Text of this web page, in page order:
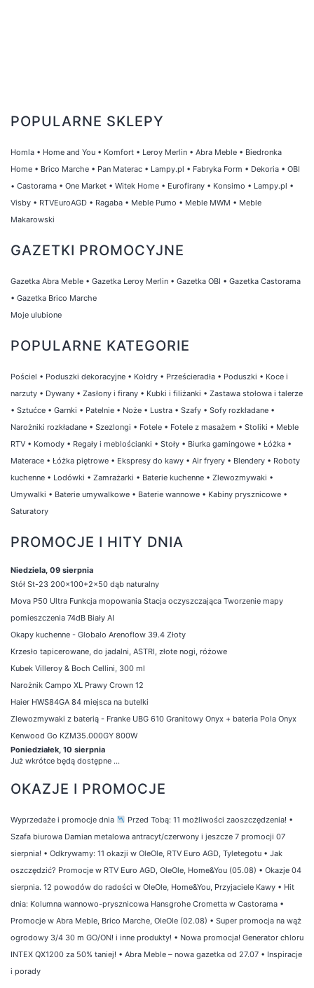
POPULARNE SKLEPY
Homla • Home and You • Komfort • Leroy Merlin • Abra Meble • Biedronka
Home • Brico Marche • Pan Materac • Lampy.pl • Fabryka Form • Dekoria • OBI
• Castorama • One Market • Witek Home • Eurofirany • Konsimo • Lampy.pl •
Visby • RTVEuroAGD • Ragaba • Meble Pumo • Meble MWM • Meble
Makarowski
GAZETKI PROMOCYJNE
Gazetka Abra Meble • Gazetka Leroy Merlin • Gazetka OBI • Gazetka Castorama
• Gazetka Brico Marche
Moje ulubione
POPULARNE KATEGORIE
Pościel • Poduszki dekoracyjne • Kołdry • Prześcieradła • Poduszki • Koce i
narzuty • Dywany • Zasłony i firany • Kubki i filiżanki • Zastawa stołowa i talerze
• Sztućce • Garnki • Patelnie • Noże • Lustra • Szafy • Sofy rozkładane •
Narożniki rozkładane • Szezlongi • Fotele • Fotele z masażem • Stoliki • Meble
RTV • Komody • Regały i meblościanki • Stoły • Biurka gamingowe • Łóżka •
Materace • Łóżka piętrowe • Ekspresy do kawy • Air fryery • Blendery • Roboty
kuchenne • Lodówki • Zamrażarki • Baterie kuchenne • Zlewozmywaki •
Umywalki • Baterie umywalkowe • Baterie wannowe • Kabiny prysznicowe •
Saturatory
PROMOCJE I HITY DNIA
Niedziela, 09 sierpnia
Stół St-23 200x100+2x50 dąb naturalny
Mova P50 Ultra Funkcja mopowania Stacja oczyszczająca Tworzenie mapy
pomieszczenia 74dB Biały AI
Okapy kuchenne - Globalo Arenoflow 39.4 Złoty
Krzesło tapicerowane, do jadalni, ASTRI, złote nogi, różowe
Kubek Villeroy & Boch Cellini, 300 ml
Narożnik Campo XL Prawy Crown 12
Haier HWS84GA 84 miejsca na butelki
Zlewozmywaki z baterią - Franke UBG 610 Granitowy Onyx + bateria Pola Onyx
Kenwood Go KZM35.000GY 800W
Poniedziałek, 10 sierpnia
Już wkrótce będą dostępne ...
OKAZJE I PROMOCJE
Wyprzedaże i promocje dnia Przed Tobą: 11 możliwości zaoszczędzenia!•
Szafa biurowa Damian metalowa antracyt/czerwony i jeszcze 7 promocji 07
sierpnia! • Odkrywamy: 11 okazji w OleOle, RTV Euro AGD, Tyletegotu • Jak
oszczędzić? Promocje w RTV Euro AGD, OleOle, Home&You (05.08) • Okazje 04
sierpnia. 12 powodów do radości w OleOle, Home&You, Przyjaciele Kawy • Hit
dnia: Kolumna wannowo-prysznicowa Hansgrohe Crometta w Castorama •
Promocje w Abra Meble, Brico Marche, OleOle (02.08) • Super promocja na wąż
ogrodowy 3/4 30 m GO/ON! i inne produkty! • Nowa promocja! Generator chloru
INTEX QX1200 za 50% taniej! • Abra Meble – nowa gazetka od 27.07 • Inspiracje
i porady